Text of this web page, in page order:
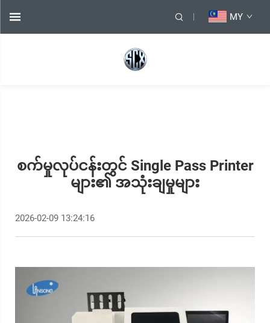
MY
စက်မှုလုပ်ငန်းတွင် Single Pass Printer
များ၏ အသုံးချမှုများ
2026-02-09 13:24:16